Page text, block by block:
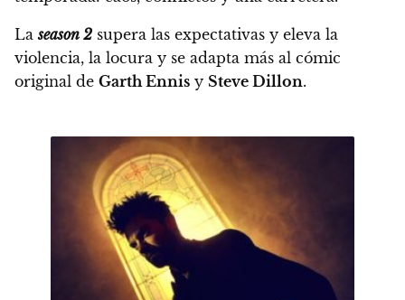
Laseason 2 supera las expectativas y eleva la
violencia, la locura y se adapta más al cómic
original de Garth Ennis y Steve Dillon.